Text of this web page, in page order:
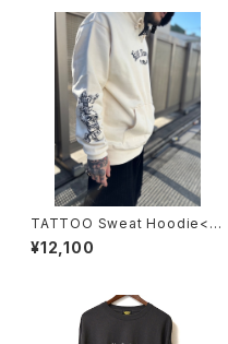
TATTOO Sweat Hoodie<N
ATURAL>
¥12,100